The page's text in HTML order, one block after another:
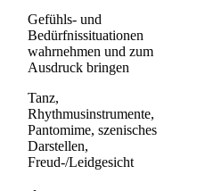
Gefühls- und
Bedürfnissituationen
wahrnehmen und zum
Ausdruck bringen
Tanz,
Rhythmusinstrumente,
Pantomime, szenisches
Darstellen,
Freud-/Leidgesicht